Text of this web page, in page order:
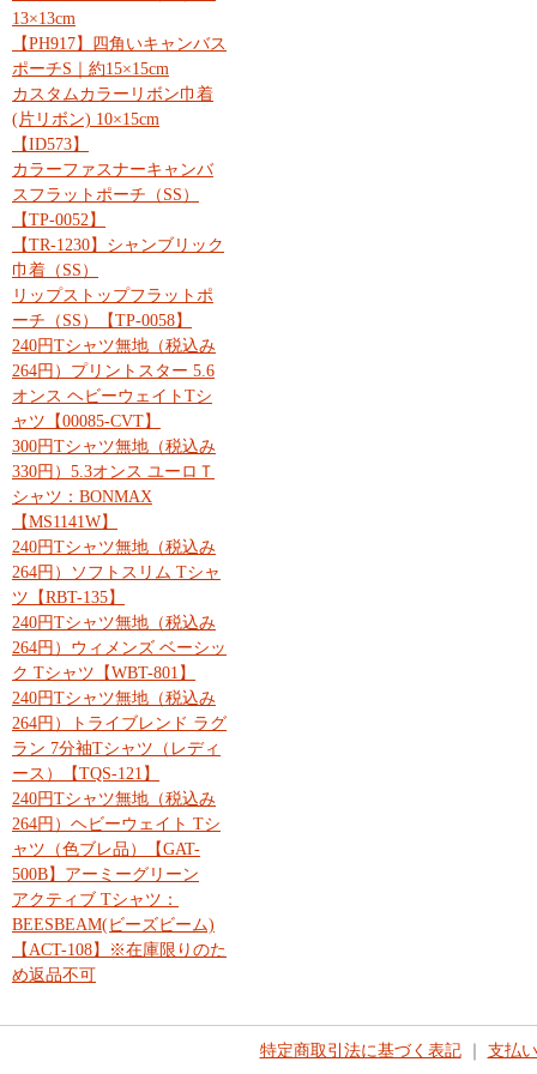
13×13cm
【PH917】四角いキャンバス
ポーチS｜約15×15cm
カスタムカラーリボン巾着
(片リボン) 10×15cm
【ID573】
カラーファスナーキャンバ
スフラットポーチ（SS）
【TP-0052】
【TR-1230】シャンブリック
巾着（SS）
リップストップフラットポ
ーチ（SS）【TP-0058】
240円Tシャツ無地（税込み
264円）プリントスター 5.6
オンス ヘビーウェイトTシ
ャツ【00085-CVT】
300円Tシャツ無地（税込み
330円）5.3オンス ユーロＴ
シャツ：BONMAX
【MS1141W】
240円Tシャツ無地（税込み
264円）ソフトスリム Tシャ
ツ【RBT-135】
240円Tシャツ無地（税込み
264円）ウィメンズ ベーシッ
ク Tシャツ【WBT-801】
240円Tシャツ無地（税込み
264円）トライブレンド ラグ
ラン 7分袖Tシャツ（レディ
ース）【TQS-121】
240円Tシャツ無地（税込み
264円）ヘビーウェイト Tシ
ャツ（色ブレ品）【GAT-
500B】アーミーグリーン
アクティブ Tシャツ：
BEESBEAM(ビーズビーム)
【ACT-108】※在庫限りのた
め返品不可
特定商取引法に基づく表記｜ 支払